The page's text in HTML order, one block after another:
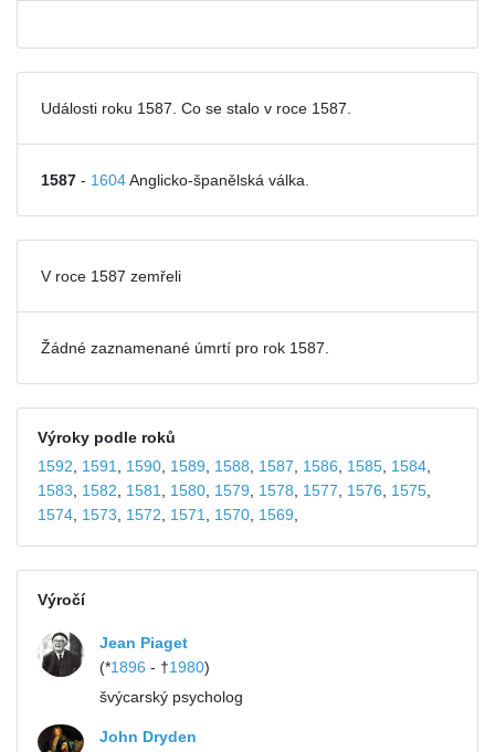
Události roku 1587. Co se stalo v roce 1587.
1587 - 1604Anglicko-španělská válka.
V roce 1587 zemřeli
Žádné zaznamenané úmrtí pro rok 1587.
Výroky podle roků
1592
1591 1590, 1589 1588 1587 1586 1585, 1584,
1583
1582 1581 1580, 1579 1578 1577 1576 1575,
1574, 1573 1572 1571 1570, 1569
Výročí
Jean Piaget
(*1896 - †1980)
švýcarský psycholog
John Dryden